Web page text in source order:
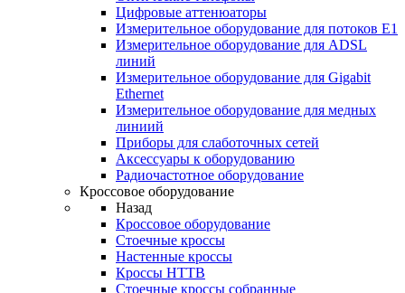
Цифровые аттенюаторы
Измерительное оборудование для потоков Е1
Измерительное оборудование для ADSL
линий
Измерительное оборудование для Gigabit
Ethernet
Измерительное оборудование для медных
линиий
Приборы для слаботочных сетей
Аксессуары к оборудованию
Радиочастотное оборудование
Кроссовое оборудование
Назад
Кроссовое оборудование
Стоечные кроссы
Настенные кроссы
Кроссы HTTB
Стоечные кроссы собранные